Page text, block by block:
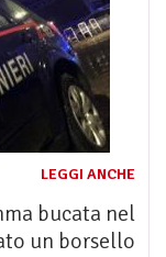
LEGGI ANCHE
bucata nel
un borsello